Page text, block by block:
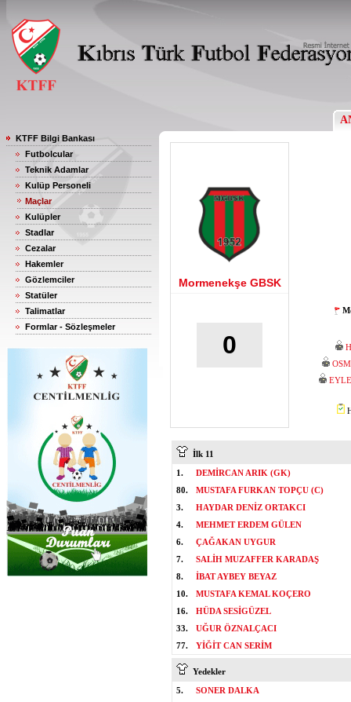
KTFF Bilgi Bankası
Futbolcular
Teknik Adamlar
Kulüp Personeli
Maçlar
Kulüpler
Stadlar
Cezalar
Hakemler
Gözlemciler
Statüler
Talimatlar
Formlar - Sözleşmeler
Mormenekşe GBSK
0
İlk 11
1.
DEMİRCAN ARIK (GK)
80.
MUSTAFA FURKAN TOPÇU (C)
3.
HAYDAR DENİZ ORTAKCI
4.
MEHMET ERDEM GÜLEN
6.
ÇAĞAKAN UYGUR
7.
SALİH MUZAFFER KARADAŞ
8.
İBAT AYBEY BEYAZ
10.
MUSTAFA KEMAL KOÇERO
16.
HÜDA SESİGÜZEL
33.
UĞUR ÖZNALÇACI
77.
YİĞİT CAN SERİM
Yedekler
5.
SONER DALKA